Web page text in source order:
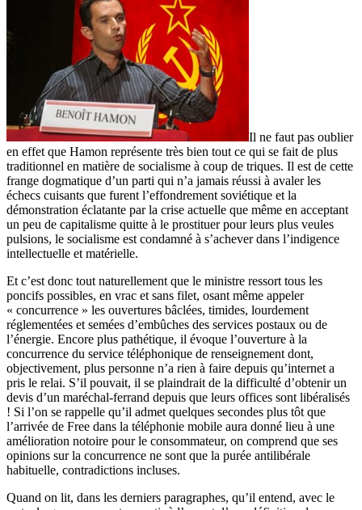
Il ne faut pas oublier
en effet que Hamon représente très bien tout ce qui se fait de plus
traditionnel en matière de socialisme à coup de triques. Il est de cette
frange dogmatique d’un parti qui n’a jamais réussi à avaler les
échecs cuisants que furent l’effondrement soviétique et la
démonstration éclatante par la crise actuelle que même en acceptant
un peu de capitalisme quitte à le prostituer pour leurs plus veules
pulsions, le socialisme est condamné à s’achever dans l’indigence
intellectuelle et matérielle.
Et c’est donc tout naturellement que le ministre ressort tous les
poncifs possibles, en vrac et sans filet, osant même appeler
« concurrence » les ouvertures bâclées, timides, lourdement
réglementées et semées d’embûches des services postaux ou de
l’énergie. Encore plus pathétique, il évoque l’ouverture à la
concurrence du service téléphonique de renseignement dont,
objectivement, plus personne n’a rien à faire depuis qu’internet a
pris le relai. S’il pouvait, il se plaindrait de la difficulté d’obtenir un
devis d’un maréchal-ferrand depuis que leurs offices sont libéralisés
! Si l’on se rappelle qu’il admet quelques secondes plus tôt que
l’arrivée de Free dans la téléphonie mobile aura donné lieu à une
amélioration notoire pour le consommateur, on comprend que ses
opinions sur la concurrence ne sont que la purée antilibérale
habituelle, contradictions incluses.
Quand on lit, dans les derniers paragraphes, qu’il entend, avec le